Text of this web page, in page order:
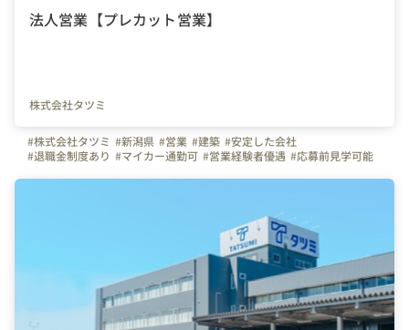
法人営業【プレカット営業】
株式会社タツミ
#株式会社タツミ #新潟県 #営業 #建築 #安定した会社
#退職金制度あり #マイカー通勤可 #営業経験者優遇 #応募前見学可能